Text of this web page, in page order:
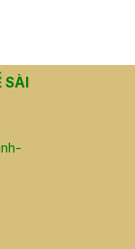
SÀI